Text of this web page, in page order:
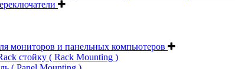
мониторов и панельных компьютеров
стойку ( Rack Mounting )